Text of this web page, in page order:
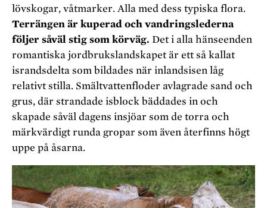
lövskogar, våtmarker. Alla med dess typiska flora.
Terrängen är kuperad och vandringslederna
följer såväl stig som körväg. Det i alla hänseenden
romantiska jordbrukslandskapet är ett så kallat
israndsdelta som bildades när inlandsisen låg
relativt stilla. Smältvattenfloder avlagrade sand och
grus, där strandade isblock bäddades in och
skapade såväl dagens insjöar som de torra och
märkvärdigt runda gropar som även återfinns högt
uppe på åsarna.